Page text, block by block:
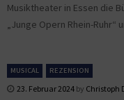
Musiktheater in Essen die
„Junge Opern Rhein-Ruhr“
MUSICAL REZENSION
23. Februar 2024 by Christoph